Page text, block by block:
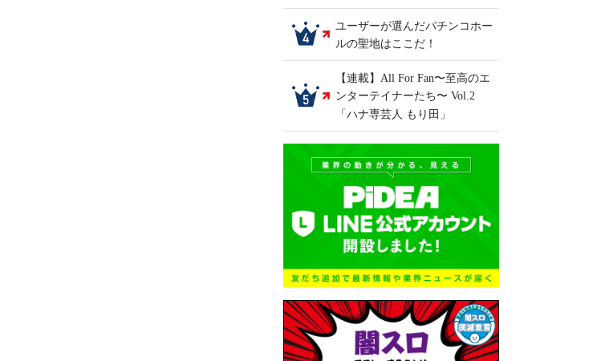
ユーザーが選んだパチンコホー
ルの聖地はここだ！
【連載】All For Fan〜至高のエ
ンターテイナーたち〜 Vol.2
「ハナ専芸人 もり田」